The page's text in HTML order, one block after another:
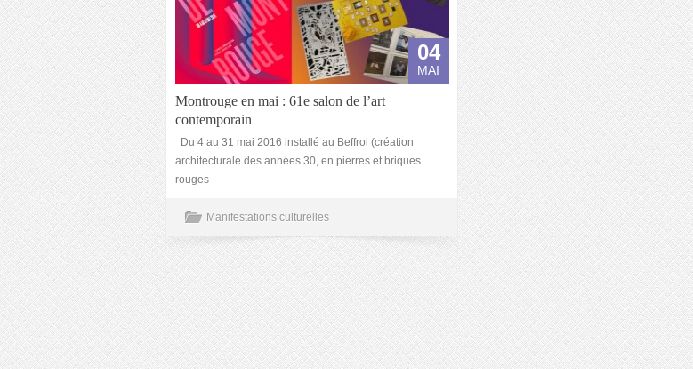
04
MAI
Montrouge en mai : 61e salon de l’art
contemporain
Du 4 au 31 mai 2016 installé au Beffroi (création
architecturale des années 30, en pierres et briques
rouges
Manifestations culturelles